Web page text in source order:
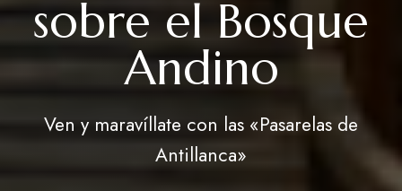
sobre el Bosque
Andino
Ven y maravíllate con las «Pasarelas de
Antillanca»